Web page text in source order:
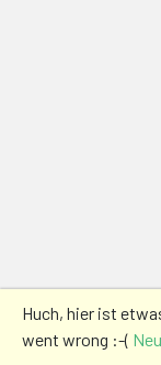
Huch, hier ist
went wrong :-(